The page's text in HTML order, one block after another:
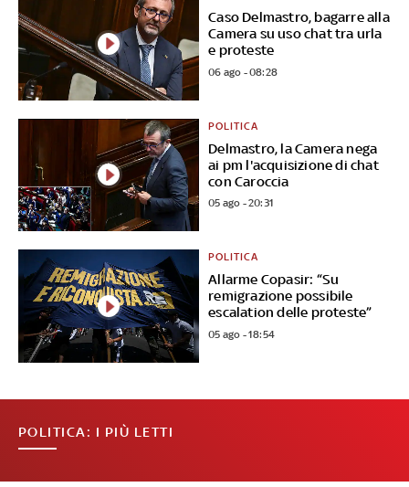
Caso Delmastro, bagarre alla
Camera su uso chat tra urla
e proteste
06 ago - 08:28
Delmastro, la Camera nega
ai pm l'acquisizione di chat
con Caroccia
POLITICA
05 ago - 20:31
Allarme Copasir: “Su
remigrazione possibile
escalation delle proteste”
POLITICA
05 ago - 18:54
POLITICA: I PIÙ LETTI